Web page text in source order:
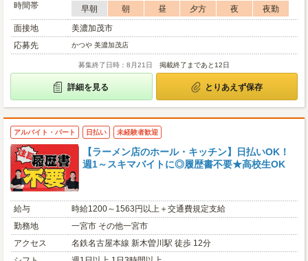
時間帯
早朝 朝 昼 夕方 夜
夜勤
面接地
美濃加茂市
応募先
かつや 美濃加茂店
募集終了日時：8月21日 掲載終了まであと12日
詳細を見る とりあえず保存
アルバイト・パート 日払い 未経験者歓迎
【ラーメン店のホール・キッチン】日払いOK！
週1～スキマバイトに◎履歴書不要★高校生OK
給与
時給1200～1563円以上＋交通費規定支給
勤務地
一宮市 その他一宮市
アクセス
名鉄名古屋本線 新木曽川駅 徒歩 12分